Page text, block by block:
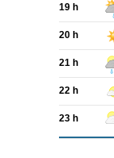
19 h
20 h
21 h
22 h
23 h